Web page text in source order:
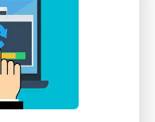
做法——这些都在
重要的作用。此
时机，并学习治
。访问我们的页
扰所需的知识和
中优先考虑心理